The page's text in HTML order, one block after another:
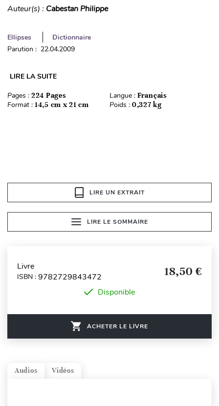
Auteur(s) : Cabestan Philippe
Ellipses
Dictionnaire
Parution : 22.04.2009
LIRE LA SUITE
Pages : 224 Pages Langue : Français
Format : 14,5 cm x 21 cm Poids : 0,327 kg
LIRE UN EXTRAIT
LIRE LE SOMMAIRE
Livre
ISBN : 9782729843472 18,50 €
Disponible
ACHETER LE LIVRE
Vidéos
Audios